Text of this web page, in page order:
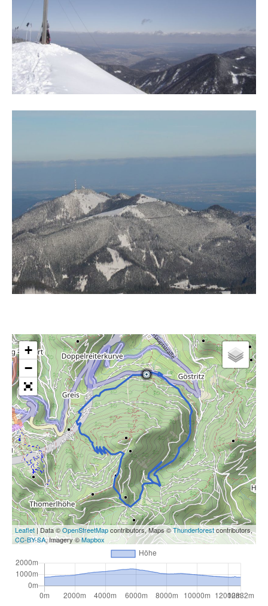
+
−
Leaflet | Data ©OpenStreetMapcontributors, Maps ©Thunderforestcontributors,
CC-BY-SA, Imagery ©Mapbox